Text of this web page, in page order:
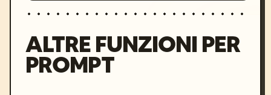
ALTRE FUNZIONI PER
PROMPT